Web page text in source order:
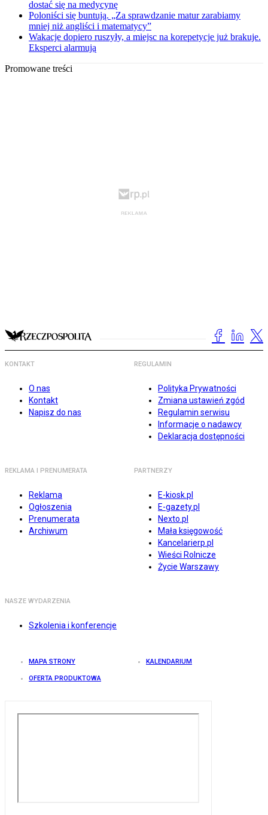
dostać się na medycynę
Poloniści się buntują. „Za sprawdzanie matur zarabiamy
mniej niż angliści i matematycy”
Wakacje dopiero ruszyły, a miejsc na korepetycje już brakuje.
Eksperci alarmują
Promowane treści
KONTAKT
O nas
Kontakt
Napisz do nas
REGULAMIN
Polityka Prywatności
Zmiana ustawień zgód
Regulamin serwisu
Informacje o nadawcy
Deklaracja dostępności
REKLAMA I PRENUMERATA
Reklama
Ogłoszenia
Prenumerata
Archiwum
PARTNERZY
E-kiosk.pl
E-gazety.pl
Nexto.pl
Mała księgowość
Kancelarierp.pl
Wieści Rolnicze
Życie Warszawy
NASZE WYDARZENIA
Szkolenia i konferencje
MAPA STRONY KALENDARIUM
OFERTA PRODUKTOWA